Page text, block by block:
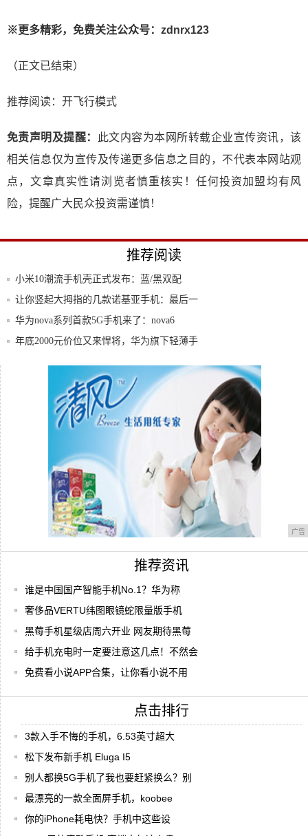
※更多精彩，免费关注公众号： zdnrx123
（正文已结束）
推荐阅读： 开飞行模式
免责声明及提醒：
此文内容为本网所转载企业宣传资讯，该
相关信息仅为宣传及传递更多信息之目的，不代表本网站观
点，文章真实性请浏览者慎重核实！任何投资加盟均有风
险，提醒广大民众投资需谨慎！
推荐阅读
小米10潮流手机壳正式发布：蓝/黑双配
色，时
让你竖起大拇指的几款诺基亚手机：最后一
部感叹
华为nova系列首款5G手机来了：nova6
年底2000元价位又来悍将，华为旗下轻薄手
看了购机不会亏的手机选购指南（2019.10
广告
推荐资讯
谁是中国国产智能手机No.1？华为称
奢侈品VERTU纬图眼镜蛇限量版手机
黑莓手机星级店周六开业 网友期待黑莓
给手机充电时一定要注意这几点！不然会
免费看小说APP合集，让你看小说不用
点击排行
3款入手不悔的手机，6.53英寸超大
松下发布新手机 Eluga I5
别人都换5G手机了我也要赶紧换么？别
最漂亮的一款全面屏手机，koobee
你的iPhone耗电快？手机中这些设